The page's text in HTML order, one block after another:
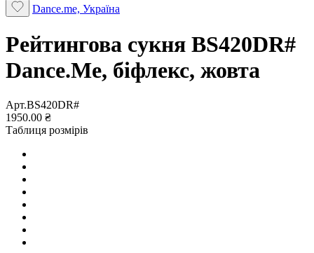
Dance.me, Україна
Рейтингова сукня BS420DR#
Dance.Me, біфлекс, жовта
Арт.BS420DR#
1950.00 ₴
Таблиця розмірів